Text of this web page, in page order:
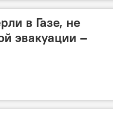
в Газе, не
эвакуации –